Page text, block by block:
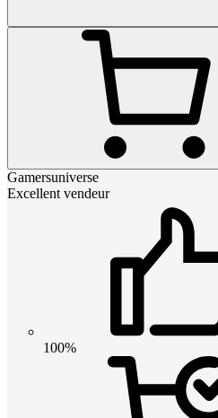
Gamersuniverse
Excellent vendeur
100%